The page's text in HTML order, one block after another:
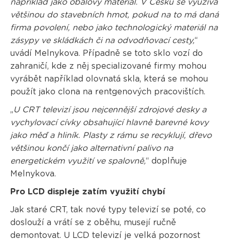
například jako obalový materiál. V Česku se využívá
většinou do stavebních hmot, pokud na to má daná
firma povolení, nebo jako technologický materiál na
zásypy ve skládkách či na odvodňovací cesty,“
uvádí Melnykova. Případně se toto sklo vozí do
zahraničí, kde z něj specializované firmy mohou
vyrábět například olovnatá skla, která se mohou
použít jako clona na rentgenových pracovištích.
„U CRT televizí jsou nejcennější zdrojové desky a
vychylovací cívky obsahující hlavně barevné kovy
jako měď a hliník. Plasty z rámu se recyklují, dřevo
většinou končí jako alternativní palivo na
energetickém využití ve spalovně,“ doplňuje
Melnykova.
Pro LCD displeje zatím využití chybí
Jak staré CRT, tak nové typy televizí se poté, co
doslouží a vrátí se z oběhu, musejí ručně
demontovat. U LCD televizí je velká pozornost